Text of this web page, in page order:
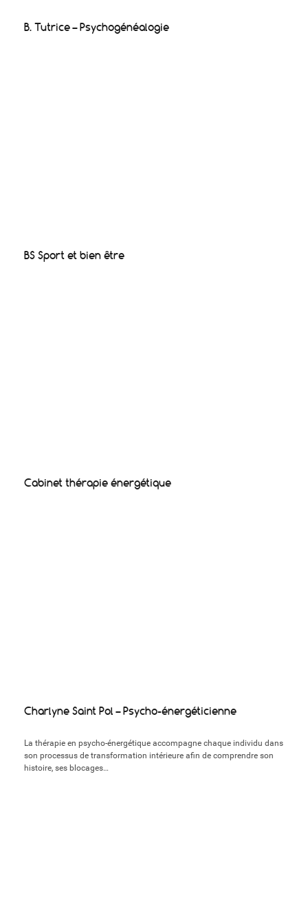
B. Tutrice – Psychogénéalogie
BS Sport et bien être
Cabinet thérapie énergétique
Charlyne Saint Pol – Psycho-énergéticienne
La thérapie en psycho-énergétique accompagne chaque individu dans
son processus de transformation intérieure afin de comprendre son
histoire, ses blocages…